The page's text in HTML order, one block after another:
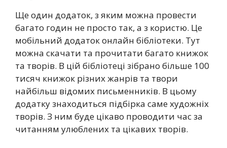
Ще один додаток, з яким можна провести
багато годин не просто так, а з користю. Це
мобільний додаток онлайн бібліотеки. Тут
можна скачати та прочитати багато книжок
та творів. В цій бібліотеці зібрано більше 100
тисяч книжок різних жанрів та твори
найбільш відомих письменників. В цьому
додатку знаходиться підбірка саме художніх
творів. З ним буде цікаво проводити час за
читанням улюблених та цікавих творів.